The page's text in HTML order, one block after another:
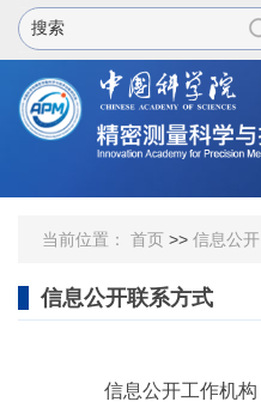
当前位置： 首页 >> 信息公开
信息公开联系方式
信息公开工作机构